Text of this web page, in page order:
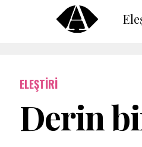
ELEŞTIRI
Derin